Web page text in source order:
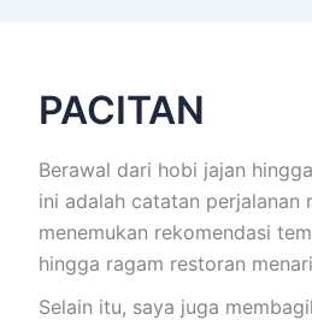
PACITAN
Berawal dari hobi jajan
ini adalah catatan perjalanan
menemukan rekomendasi
hingga ragam restoran
Selain itu, saya juga